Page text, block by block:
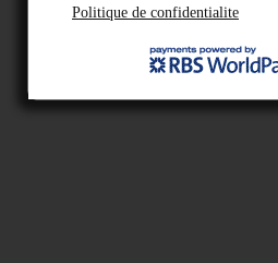
Politique de confidentialite